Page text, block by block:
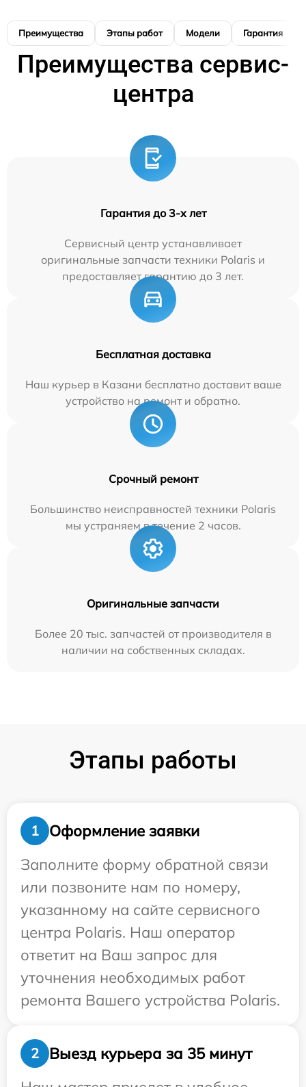
Преимущества Этапы работ Модели Гарантия
Преимущества сервис-
центра
Гарантия до 3-х лет
Сервисный центр устанавливает
оригинальные запчасти техники Polaris и
предоставляет гарантию до 3 лет.
Бесплатная доставка
Наш курьер в Казани бесплатно доставит ваше
устройство на ремонт и обратно.
Срочный ремонт
Большинство неисправностей техники Polaris
мы устраняем в течение 2 часов.
Оригинальные запчасти
Более 20 тыс. запчастей от производителя в
наличии на собственных складах.
Этапы работы
1
Оформление заявки
Заполните форму обратной связи
или позвоните нам по номеру,
указанному на сайте сервисного
центра Polaris. Наш оператор
ответит на Ваш запрос для
уточнения необходимых работ
ремонта Вашего устройства Polaris.
2
Выезд курьера за 35 минут